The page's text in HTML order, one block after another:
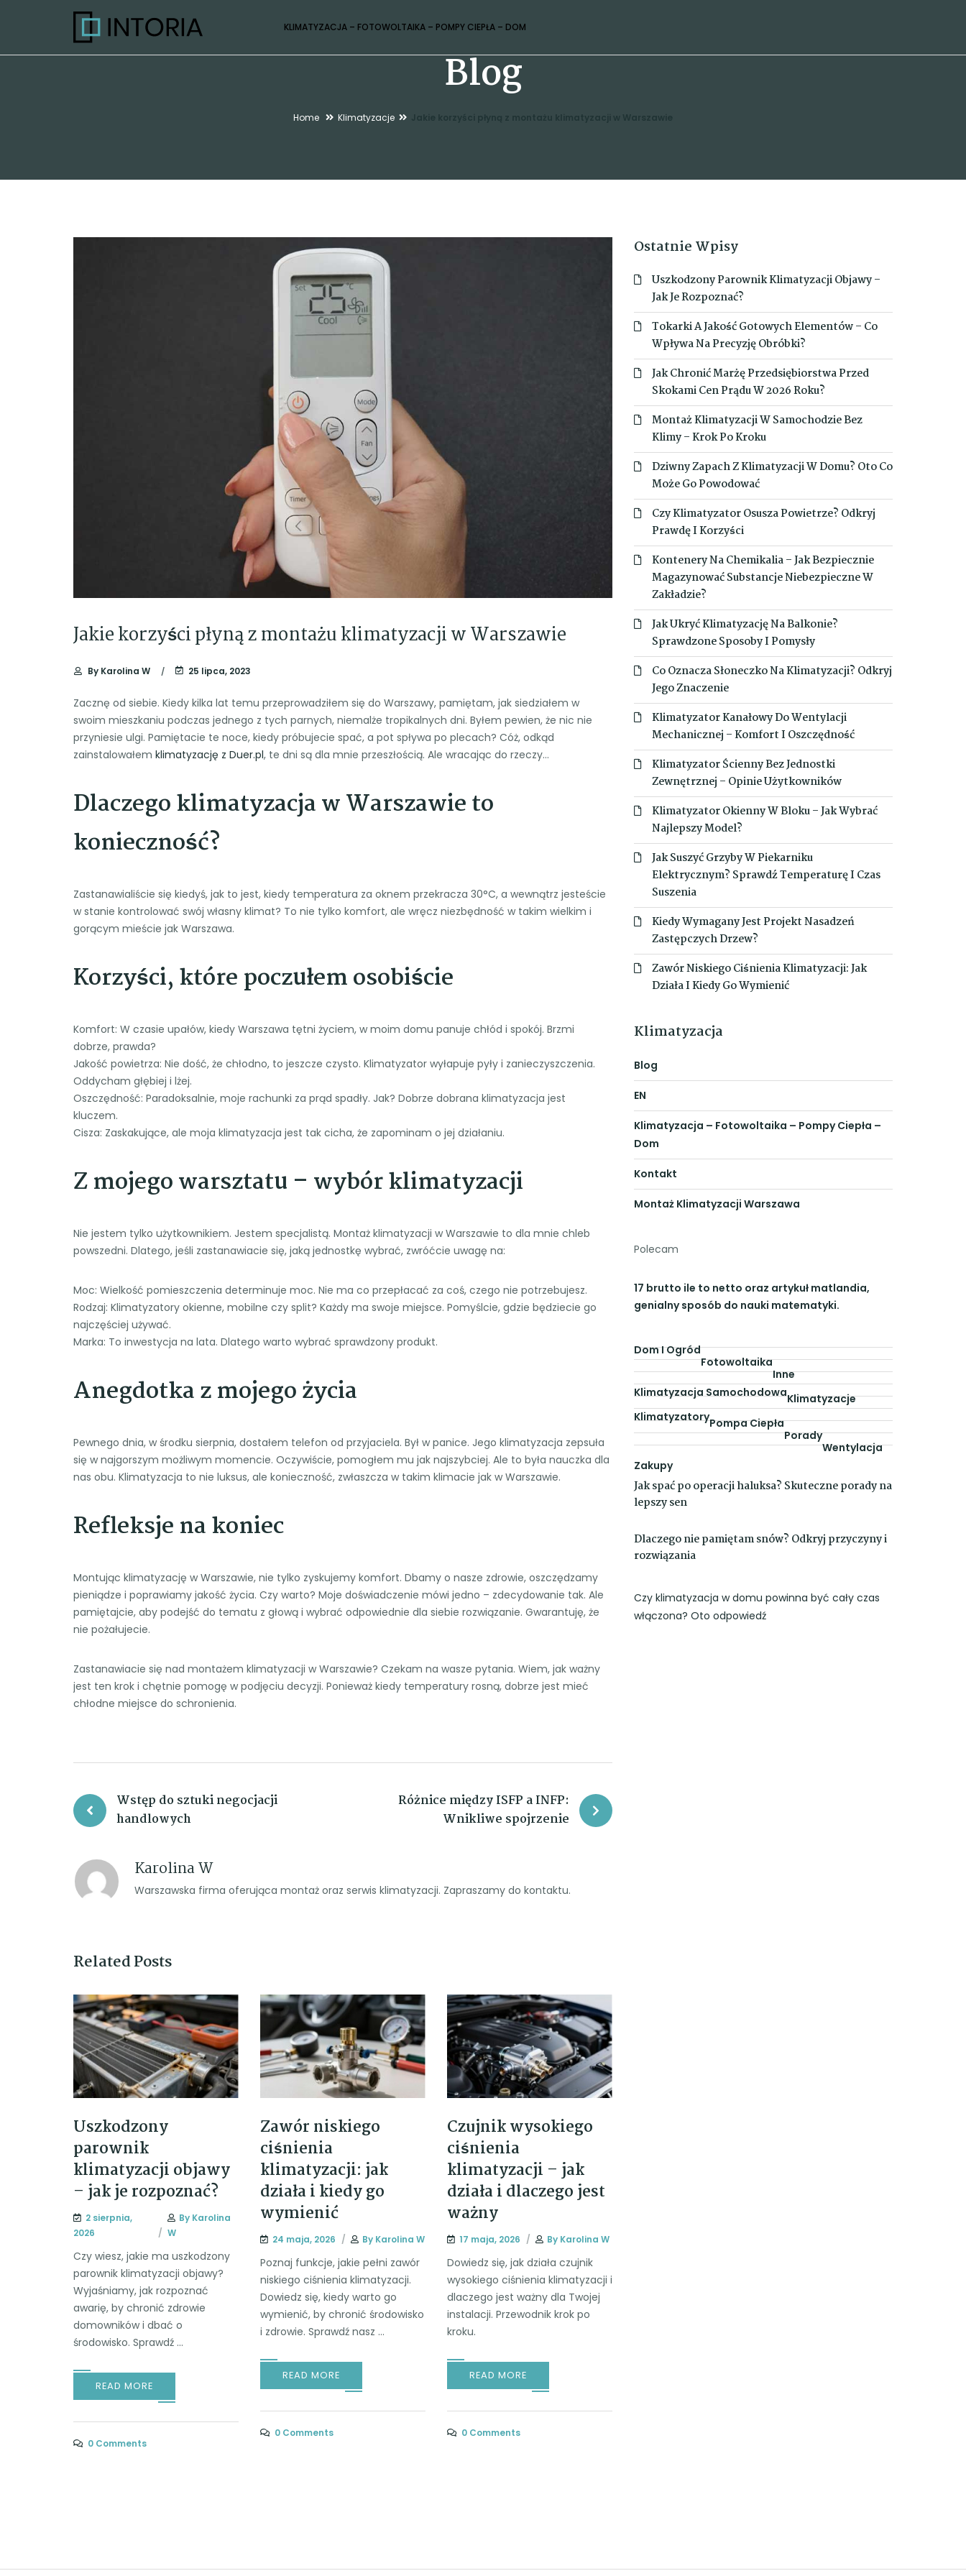
KLIMATYZACJA – FOTOWOLTAIKA – POMPY CIEPŁA – DOM
Blog
Home Klimatyzacje
Jakie korzyści płyną z montażu klimatyzacji w Warszawie
By Karolina W 25 lipca, 2023
Zacznę od siebie. Kiedy kilka lat temu przeprowadziłem się do Warszawy, pamiętam, jak siedziałem w
swoim mieszkaniu podczas jednego z tych parnych, niemalże tropikalnych dni. Byłem pewien, że nic nie
przyniesie ulgi. Pamiętacie te noce, kiedy próbujecie spać, a pot spływa po plecach? Cóż, odkąd
zainstalowałem klimatyzację z Duer.pl, te dni są dla mnie przeszłością. Ale wracając do rzeczy…
Dlaczego klimatyzacja w Warszawie to
konieczność?
Zastanawialiście się kiedyś, jak to jest, kiedy temperatura za oknem przekracza 30°C, a wewnątrz jesteście
w stanie kontrolować swój własny klimat? To nie tylko komfort, ale wręcz niezbędność w takim wielkim i
gorącym mieście jak Warszawa.
Korzyści, które poczułem osobiście
Komfort: W czasie upałów, kiedy Warszawa tętni życiem, w moim domu panuje chłód i spokój. Brzmi
dobrze, prawda?
Jakość powietrza: Nie dość, że chłodno, to jeszcze czysto. Klimatyzator wyłapuje pyły i zanieczyszczenia.
Oddycham głębiej i lżej.
Oszczędność: Paradoksalnie, moje rachunki za prąd spadły. Jak? Dobrze dobrana klimatyzacja jest
kluczem.
Cisza: Zaskakujące, ale moja klimatyzacja jest tak cicha, że zapominam o jej działaniu.
Z mojego warsztatu – wybór klimatyzacji
Nie jestem tylko użytkownikiem. Jestem specjalistą. Montaż klimatyzacji w Warszawie to dla mnie chleb
powszedni. Dlatego, jeśli zastanawiacie się, jaką jednostkę wybrać, zwróćcie uwagę na:
Moc: Wielkość pomieszczenia determinuje moc. Nie ma co przepłacać za coś, czego nie potrzebujesz.
Rodzaj: Klimatyzatory okienne, mobilne czy split? Każdy ma swoje miejsce. Pomyślcie, gdzie będziecie go
najczęściej używać.
Marka: To inwestycja na lata. Dlatego warto wybrać sprawdzony produkt.
Anegdotka z mojego życia
Pewnego dnia, w środku sierpnia, dostałem telefon od przyjaciela. Był w panice. Jego klimatyzacja zepsuła
się w najgorszym możliwym momencie. Oczywiście, pomogłem mu jak najszybciej. Ale to była nauczka dla
nas obu. Klimatyzacja to nie luksus, ale konieczność, zwłaszcza w takim klimacie jak w Warszawie.
Refleksje na koniec
Montując klimatyzację w Warszawie, nie tylko zyskujemy komfort. Dbamy o nasze zdrowie, oszczędzamy
pieniądze i poprawiamy jakość życia. Czy warto? Moje doświadczenie mówi jedno – zdecydowanie tak. Ale
pamiętajcie, aby podejść do tematu z głową i wybrać odpowiednie dla siebie rozwiązanie. Gwarantuję, że
nie pożałujecie.
Zastanawiacie się nad montażem klimatyzacji w Warszawie? Czekam na wasze pytania. Wiem, jak ważny
jest ten krok i chętnie pomogę w podjęciu decyzji. Ponieważ kiedy temperatury rosną, dobrze jest mieć
chłodne miejsce do schronienia.
wpisu
Wstęp do sztuki negocjacji
handlowych
Różnice między ISFP a INFP:
Wnikliwe spojrzenie
Karolina W
Warszawska firma oferująca montaż oraz serwis klimatyzacji. Zapraszamy do kontaktu.
Related Posts
Uszkodzony
parownik
klimatyzacji objawy
– jak je rozpoznać?
2 sierpnia,
2026
By Karolina
W
Czy wiesz, jakie ma uszkodzony
parownik klimatyzacji objawy?
Wyjaśniamy, jak rozpoznać
awarię, by chronić zdrowie
domowników i dbać o
środowisko. Sprawdź ...
READ MORE
0 Comments
Zawór niskiego
ciśnienia
klimatyzacji: jak
działa i kiedy go
wymienić
24 maja, 2026 By Karolina W
Poznaj funkcje, jakie pełni zawór
niskiego ciśnienia klimatyzacji.
Dowiedz się, kiedy warto go
wymienić, by chronić środowisko
i zdrowie. Sprawdź nasz ...
READ MORE
0 Comments
Czujnik wysokiego
ciśnienia
klimatyzacji – jak
działa i dlaczego jest
ważny
17 maja, 2026 By Karolina W
Dowiedz się, jak działa czujnik
wysokiego ciśnienia klimatyzacji i
dlaczego jest ważny dla Twojej
instalacji. Przewodnik krok po
kroku.
READ MORE
0 Comments
Ostatnie Wpisy
Uszkodzony Parownik Klimatyzacji Objawy –
Jak Je Rozpoznać?
Tokarki A Jakość Gotowych Elementów – Co
Wpływa Na Precyzję Obróbki?
Jak Chronić Marżę Przedsiębiorstwa Przed
Skokami Cen Prądu W 2026 Roku?
Montaż Klimatyzacji W Samochodzie Bez
Klimy – Krok Po Kroku
Dziwny Zapach Z Klimatyzacji W Domu? Oto Co
Może Go Powodować
Czy Klimatyzator Osusza Powietrze? Odkryj
Prawdę I Korzyści
Kontenery Na Chemikalia – Jak Bezpiecznie
Magazynować Substancje Niebezpieczne W
Zakładzie?
Jak Ukryć Klimatyzację Na Balkonie?
Sprawdzone Sposoby I Pomysły
Co Oznacza Słoneczko Na Klimatyzacji? Odkryj
Jego Znaczenie
Klimatyzator Kanałowy Do Wentylacji
Mechanicznej – Komfort I Oszczędność
Klimatyzator Ścienny Bez Jednostki
Zewnętrznej – Opinie Użytkowników
Klimatyzator Okienny W Bloku – Jak Wybrać
Najlepszy Model?
Jak Suszyć Grzyby W Piekarniku
Elektrycznym? Sprawdź Temperaturę I Czas
Suszenia
Kiedy Wymagany Jest Projekt Nasadzeń
Zastępczych Drzew?
Zawór Niskiego Ciśnienia Klimatyzacji: Jak
Działa I Kiedy Go Wymienić
Klimatyzacja
Blog
EN
Klimatyzacja – Fotowoltaika – Pompy Ciepła –
Dom
Kontakt
Montaż Klimatyzacji Warszawa
Polecam
17 brutto ile to netto oraz artykuł matlandia,
genialny sposób do nauki matematyki.
Dom I Ogród
Fotowoltaika
Inne
Klimatyzacja SamochodowaKlimatyzacje
KlimatyzatoryPompa Ciepła
Porady
Wentylacja
Zakupy
Jak spać po operacji haluksa? Skuteczne porady na
lepszy sen
Dlaczego nie pamiętam snów? Odkryj przyczyny i
rozwiązania
Czy klimatyzacja w domu powinna być cały czas
włączona? Oto odpowiedź